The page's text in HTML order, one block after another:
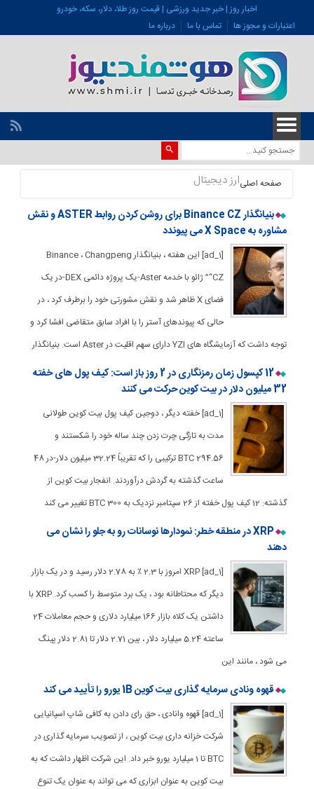
اخبار روز | خبر جدید ورزشی | قیمت روز طلا، دلار، سکه، خودرو
اعتبارات و مجوز ها
تماس با ما درباره ما
صفحه اصلیارز دیجیتال
بنیانگذار Binance CZ برای روشن کردن روابط ASTER و نقش
مشاوره به X Space می پیوندد
[ad_1] این هفته ، بنیانگذار Binance ، Changpeng
“CZ” ژائو با خدمه Aster-یک پروژه دائمی DEX-در یک
فضای X ظاهر شد و نقش مشورتی خود را برطرف کرد ، در
حالی که پیوندهای آستر را با افراد سابق متقاضی افشا کرد و
توجه داشت که آزمایشگاه های YZI دارای سهم اقلیت در Aster است. بنیانگذار
12 کپسول زمان رمزنگاری در 2 روز باز است: کیف پول های خفته
32 میلیون دلار در بیت کوین حرکت می کنند
[ad_1] خفته دیگر ، دوجین کیف پول بیت کوین طولانی
مدت به تازگی چرت زدن چند ساله خود را شکستند و
294.56 BTC ترکیبی را که تقریباً 32.24 میلیون دلار-در 48
ساعت گذشته به گردش درآوردند. انفجار بیت کوین از
گذشته: 12 کیف پول خفته از 26 سپتامبر نزدیک به 300 BTC تغییر می کند
XRP در منطقه خطر: نمودارها نوسانات رو به جلو را نشان می
دهند
[ad_1] XRP امروز با 2.3 ٪ به 2.78 دلار رسید و در یک بازار
دیگر که محتاطانه بود ، یک برد متوسط ​​را کسب کرد. XRP با
داشتن یک کلاه بازار 166 میلیارد دلاری و حجم معاملات 24
ساعته 5.24 میلیارد دلار ، بین 2.71 دلار تا 2.81 دلار پینگ
می شود ، مانند این
قهوه ونادی سرمایه گذاری بیت کوین 1B یورو را تأیید می کند
[ad_1] قهوه وانادی ، حق رای دادن به کافی شاپ اسپانیایی
شرکت خزانه داری بیت کوین ، از تصویب سرمایه گذاری در
BTC تا 1 میلیارد یورو خبر داد. این شرکت اظهار داشت که به
بیت کوین به عنوان ابزاری که می تواند به عنوان یک تنوع